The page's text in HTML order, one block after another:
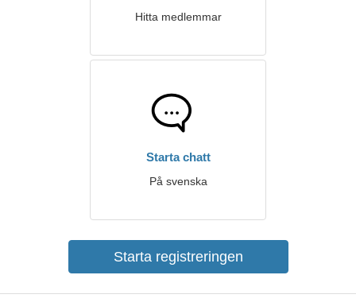
Hitta medlemmar
Starta chatt
På svenska
Starta registreringen